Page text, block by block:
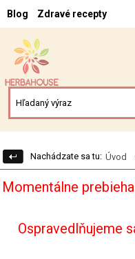
Blog Zdravé recepty
Nachádzate sa tu: Úvod
Momentálne
Ospravedlňujeme